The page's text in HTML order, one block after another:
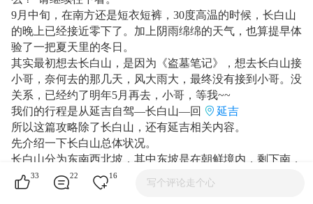
9月中旬，在南方还是短衣短裤，30度高温的时候，长白山
的晚上已经接近零下了。加上阴雨绵绵的天气，也算提早体
验了一把夏天里的冬日。
其实最初想去长白山，是因为《盗墓笔记》，想去长白山接
小哥，奈何去的那几天，风大雨大，最终没有接到小哥。没
关系，已经约了明年5月再去，小哥，等我~~
我们的行程是从延吉自驾—长白山—回
延吉
所以这篇攻略除了长白山，还有延吉相关内容。
先介绍一下长白山总体状况。
长白山分为东南西北坡，其中东坡是在朝鲜境内，剩下南，
西，北坡都在我国境内，都能到达天池。
北坡开发较早、景点多，著名的
33 22 16
写个评论走个心